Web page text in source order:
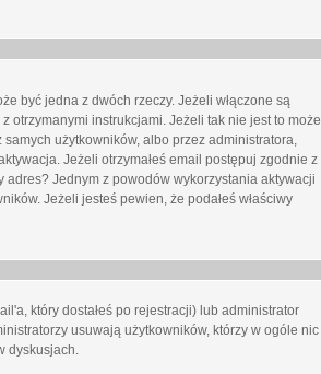
być jedna z dwóch rzeczy. Jeżeli włączone są
otrzymanymi instrukcjami. Jeżeli tak nie jest to może
użytkowników, albo przez administratora,
Jeżeli otrzymałeś email postępuj zgodnie z
adres? Jednym z powodów wykorzystania aktywacji
Jeżeli jesteś pewien, że podałeś właściwy
który dostałeś po rejestracji) lub administrator
usuwają użytkowników, którzy w ogóle nic
dyskusjach.